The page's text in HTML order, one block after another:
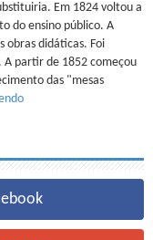
Em 1824 voltou a
do ensino público. A
obras didáticas. Foi
A partir de 1852 começou
das "mesas